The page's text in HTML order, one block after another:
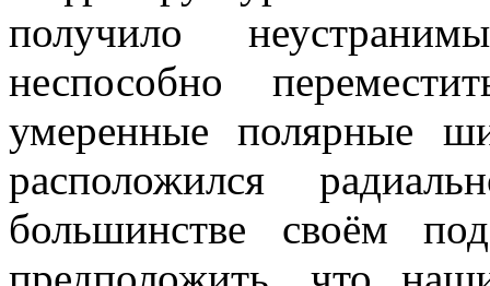
получило
неспособно
умеренные полярные
расположился
большинстве своём